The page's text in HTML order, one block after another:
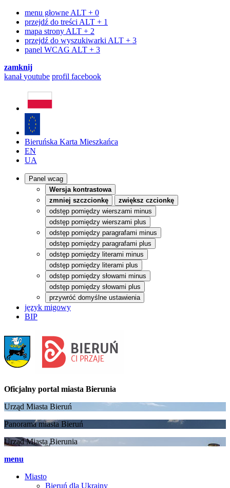
menu głowne ALT + 0
przejdź do treści ALT + 1
mapa strony ALT + 2
przejdź do wyszukiwarki ALT + 3
panel WCAG ALT + 3
zamknij
kanałyoutube profil facebook
Bieruńska Karta Mieszkańca
EN
UA
Panel wcag
Wersja kontrastowa
zmniej szczcionkę
zwiększ czcionkę
odstęp pomiędzy wierszami minus
odstęp pomiędzy wierszami plus
odstęp pomiędzy paragrafami minus
odstęp pomiędzy paragrafami plus
odstęp pomiędzy literami minus
odstęp pomiędzy literami plus
odstęp pomiędzy słowami minus
odstęp pomiędzy słowami plus
przywróć domyślne ustawienia
język migowy
BIP
Oficjalny portal miasta Bierunia
Urząd Miasta Bieruń
Panorama miasta Bieruń
Urząd Miasta Bierunia
menu
Miasto
Bieruń dla Ukrainy